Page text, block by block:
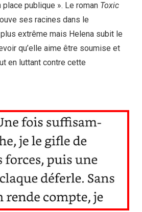
publique ». Le roman Toxic
ses racines dans le
extrême mais Helena subit le
qu’elle aime être soumise et
en luttant contre cette